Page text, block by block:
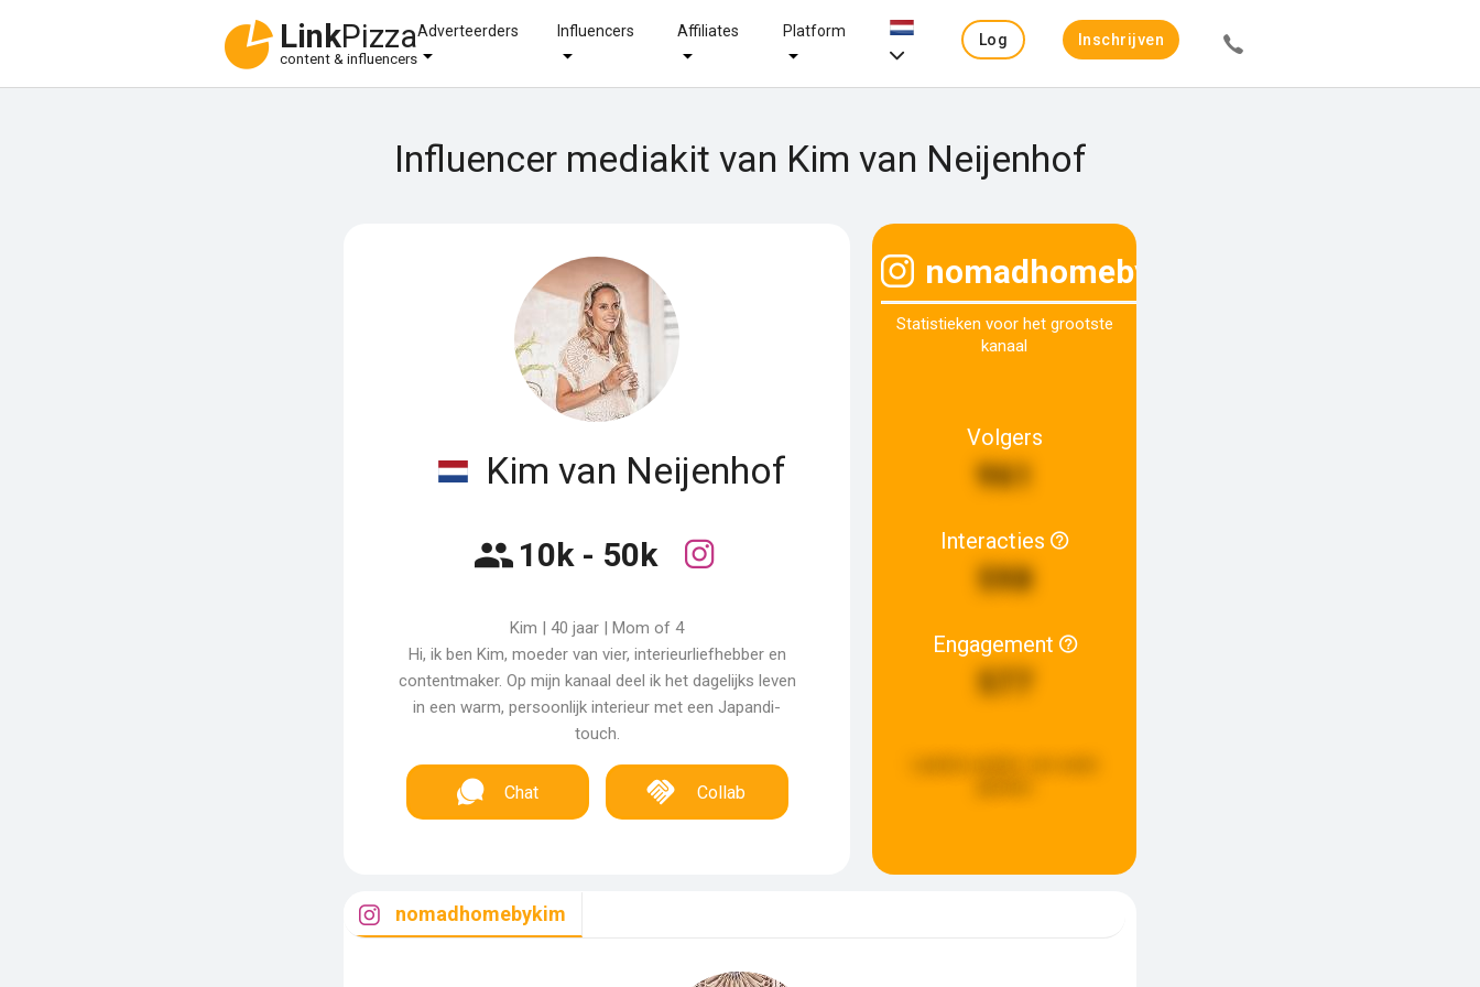
LinkPizza
content & influencers
Adverteerders Influencers Affiliates Platform
Log
Inschrijven
Influencer mediakit van Kim van Neijenhof
Kim van Neijenhof
10k - 50k
Kim | 40 jaar | Mom of 4
Hi, ik ben Kim, moeder van vier, interieurliefhebber en
contentmaker. Op mijn kanaal deel ik het dagelijks leven
in een warm, persoonlijk interieur met een Japandi-
touch.
Chat Collab
nomadhomebykim
Statistieken voor het grootste
kanaal
Volgers
961
Interacties
598
Engagement
577
nomadhomebykim